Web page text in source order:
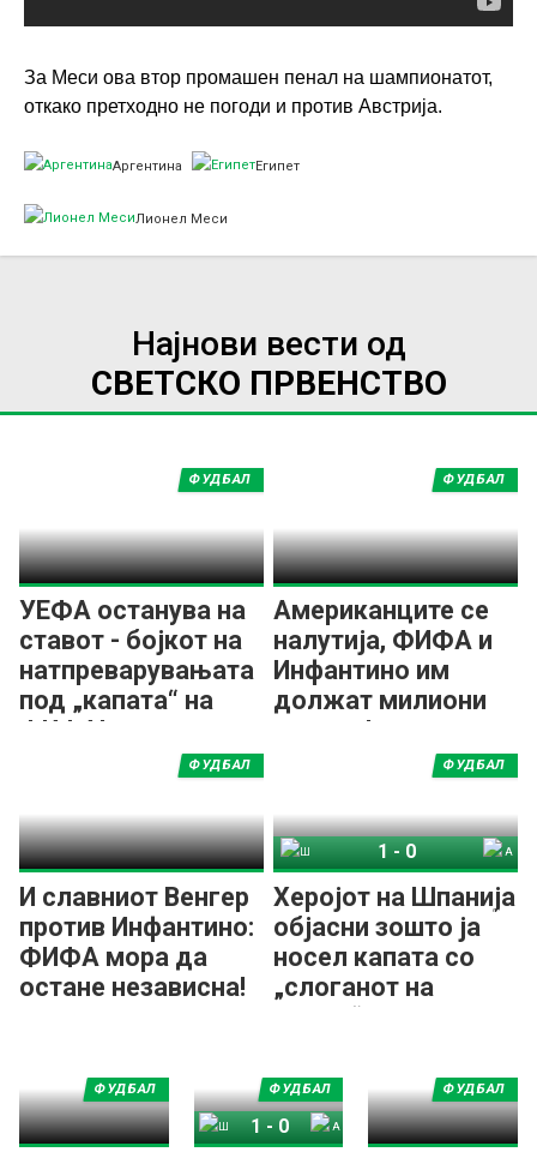
За Меси ова втор промашен пенал на шампионатот,
откако претходно не погоди и против Австрија.
Аргентина Египет
Лионел Меси
Најнови вести од
СВЕТСКО ПРВЕНСТВО
УЕФА останува на
ставот - бојкот на
натпреварувањата
под „капата“ на
ФИФА!
ФУДБАЛ
Американците се
налутија, ФИФА и
Инфантино им
должат милиони
долари!
ФУДБАЛ
И славниот Венгер
против Инфантино:
ФИФА мора да
остане независна!
ФУДБАЛ
Херојот на Шпанија
објасни зошто ја
носел капата со
„слоганот на
Трамп“
ФУДБАЛ
1-0
ФУДБАЛ ФУДБАЛ
1 - 0
ФУДБАЛ